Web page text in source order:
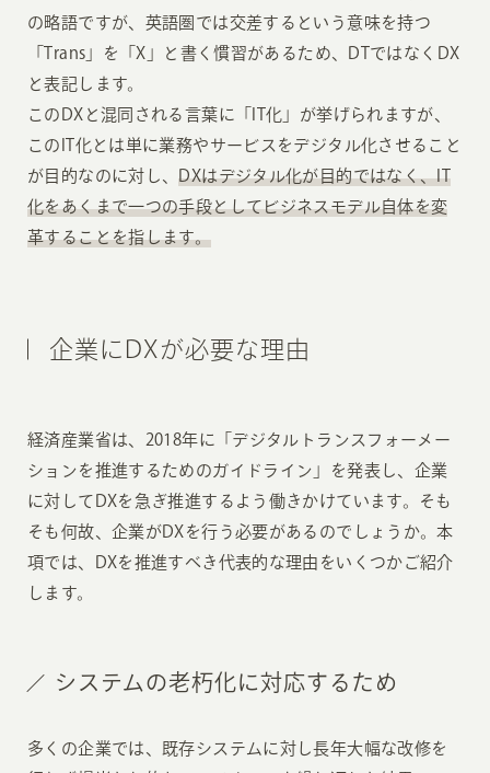
の略語ですが、英語圏では交差するという意味を持つ
「Trans」を「X」と書く慣習があるため、DTではなくDX
と表記します。
このDXと混同される言葉に「IT化」が挙げられますが、
このIT化とは単に業務やサービスをデジタル化させること
が目的なのに対し、DXはデジタル化が目的ではなく、IT
化をあくまで一つの手段としてビジネスモデル自体を変
革することを指します。
企業にDXが必要な理由
経済産業省は、2018年に「デジタルトランスフォーメー
ションを推進するためのガイドライン」を発表し、企業
に対してDXを急ぎ推進するよう働きかけています。そも
そも何故、企業がDXを行う必要があるのでしょうか。本
項では、DXを推進すべき代表的な理由をいくつかご紹介
します。
システムの老朽化に対応するため
多くの企業では、既存システムに対し長年大幅な改修を